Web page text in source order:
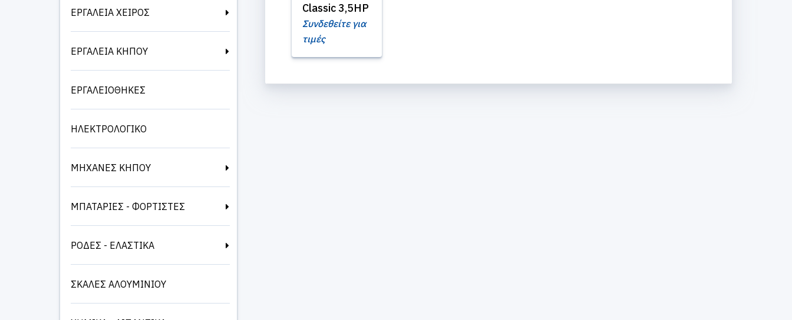
ΕΡΓΑΛΕΙΑ ΧΕΙΡΟΣ
ΕΡΓΑΛΕΙΑ ΚΗΠΟΥ
ΕΡΓΑΛΕΙΟΘΗΚΕΣ
ΗΛΕΚΤΡΟΛΟΓΙΚΟ
ΜΗΧΑΝΕΣ ΚΗΠΟΥ
ΜΠΑΤΑΡΙΕΣ - ΦΟΡΤΙΣΤΕΣ
ΡΟΔΕΣ - ΕΛΑΣΤΙΚΑ
ΣΚΑΛΕΣ ΑΛΟΥΜΙΝΙΟΥ
Classic 3,5HP
Συνδεθείτε για
τιμές